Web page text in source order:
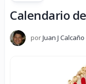
Calendario
porJuan J Calcaño